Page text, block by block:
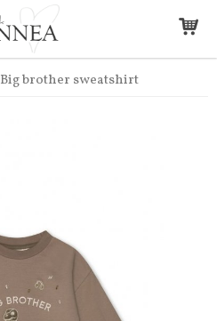
Big brother sweatshirt